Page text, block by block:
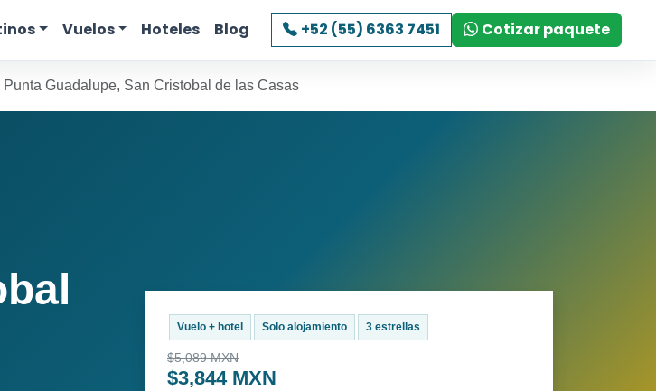
Vuelos Hoteles Blog +52 (55) 6363 7451 Cotizar paquete
Punta Guadalupe, San Cristobal de las Casas
Vuelo + hotel Solo alojamiento 3 estrellas
$5,089 MXN
$3,844 MXN